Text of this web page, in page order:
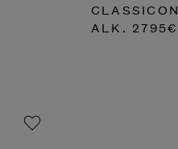
CLASSICON
ALK. 2795€